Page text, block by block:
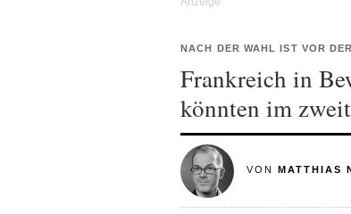
NACH DER WAHL IST VOR
Frankreich in
könnten im
VON MATTHIAS